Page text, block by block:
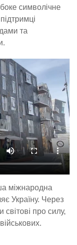
символічне
та
міжнародна
Україну. Через
про силу,